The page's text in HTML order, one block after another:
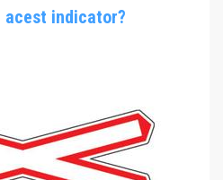
indicator?